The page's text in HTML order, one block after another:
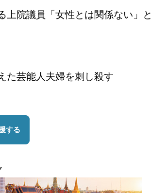
上院議員「女性とは関係ない」と
た芸能人夫婦を刺し殺す